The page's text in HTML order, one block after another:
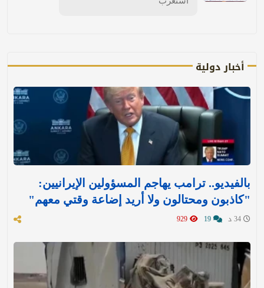
أخبار دولية
بالفيديو.. ترامب يهاجم المسؤولين الإيرانيين:
"كاذبون ومحتالون ولا أريد إضاعة وقتي معهم"